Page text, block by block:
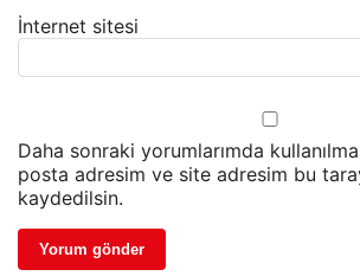
İnternet sitesi
Daha sonraki yorumlarımda
posta adresim ve site adresim bu
kaydedilsin.